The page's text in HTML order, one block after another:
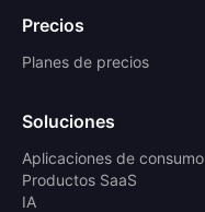
Precios
Planes de precios
Soluciones
Aplicaciones de consumo
Productos SaaS
IA